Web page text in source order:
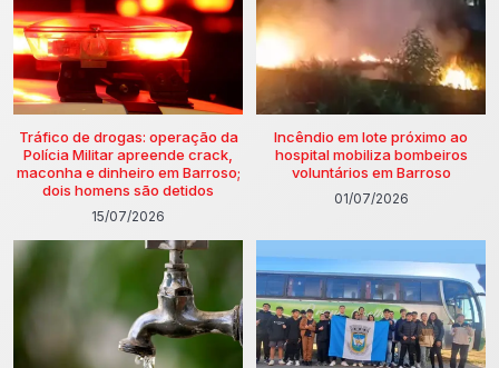
Tráfico de drogas: operação da
Polícia Militar apreende crack,
maconha e dinheiro em Barroso;
dois homens são detidos
15/07/2026
Incêndio em lote próximo ao
hospital mobiliza bombeiros
voluntários em Barroso
01/07/2026